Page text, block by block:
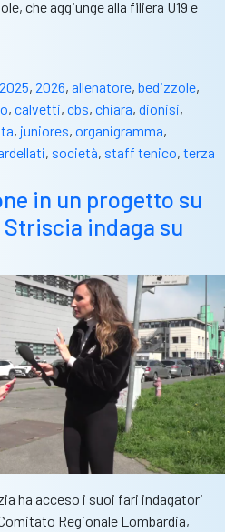
che aggiunge alla filiera U19 e
2025, 2026, allenatore, bedizzole,
, calvetti, cbs, chiara, dionisi,
, juniores, organigramma,
, società, staff tenico, terza
in un progetto su
indaga su
ha acceso i suoi fari indagatori
Regionale Lombardia,